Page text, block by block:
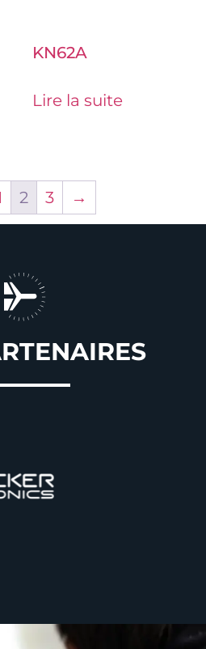
KN62A
Lire la suite
2 3 →